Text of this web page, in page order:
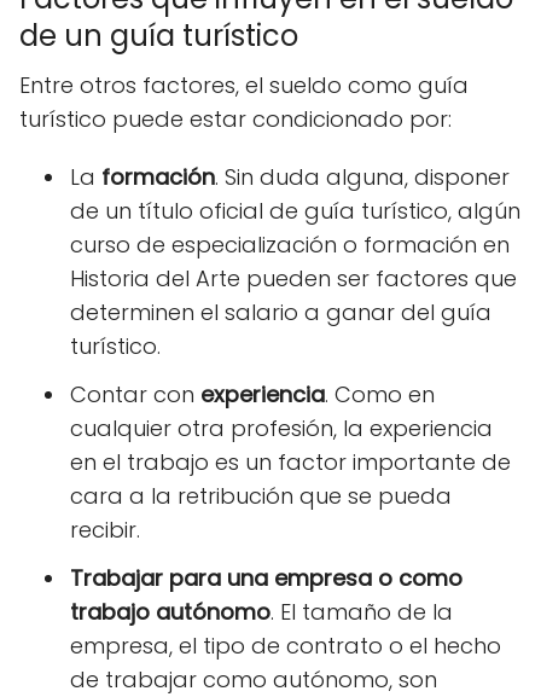
de un guía turístico
Entre otros factores, el sueldo como guía
turístico puede estar condicionado por:
La formación. Sin duda alguna, disponer
de un título oficial de guía turístico, algún
curso de especialización o formación en
Historia del Arte pueden ser factores que
determinen el salario a ganar del guía
turístico.
Contar con experiencia. Como en
cualquier otra profesión, la experiencia
en el trabajo es un factor importante de
cara a la retribución que se pueda
recibir.
Trabajar para una empresa o como
trabajo autónomo. El tamaño de la
empresa, el tipo de contrato o el hecho
de trabajar como autónomo, son